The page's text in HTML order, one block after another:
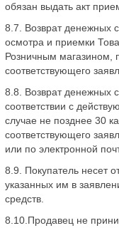
обязан выдать акт
8.7. Возврат денежных
осмотра и приемки
Розничным магазином,
соответствующего
8.8. Возврат денежных
соответствии с
случае не позднее 30
соответствующего
или по электронной
8.9. Покупатель несет
указанных им в
средств.
8.10.Продавец не